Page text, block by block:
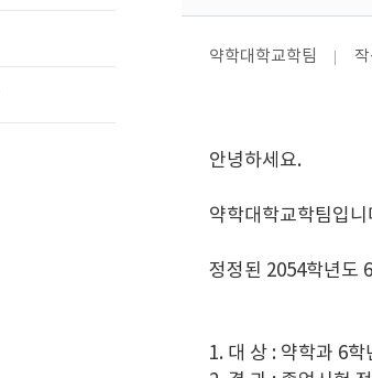
약학대학교학팀
안녕하세요.
약학대학교학팀입니
정정된 2054학년도
1. 대 상 : 약학과 6